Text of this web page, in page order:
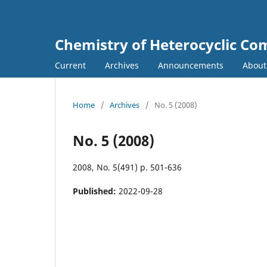
Chemistry of Heterocyclic
Current Archives Announcements About
Home / Archives / No. 5 (2008)
No. 5 (2008)
2008, No. 5(491) p. 501-636
Published: 2022-09-28